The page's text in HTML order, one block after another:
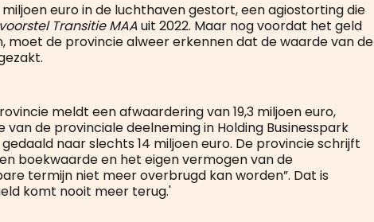
miljoen euro in de luchthaven gestort, een agiostorting die
Transitie MAAuit 2022. Maar nog voordat het geld
moet de provincie alweer erkennen dat de waarde van de
meldt een afwaardering van 19,3 miljoen euro,
de provinciale deelneming in Holding Businesspark
naar slechts 14 miljoen euro. De provincie schrijft
boekwaarde en het eigen vermogen van de
termijn niet meer overbrugd kan worden”. Dat is
komt nooit meer terug.'